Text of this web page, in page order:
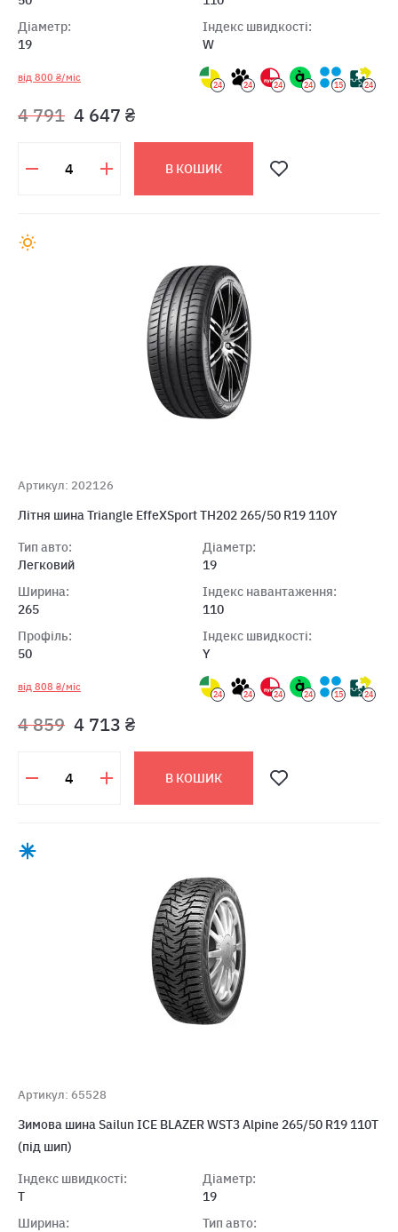
Діаметр:
19
Індекс швидкості:
W
від 800 ₴/міс
24 24 24 24 15 24
4 791 4 647 ₴
В КОШИК
Артикул: 202126
Літня шина Triangle EffeXSport TH202 265/50 R19 110Y
Тип авто:
Легковий
Ширина:
265
Профіль:
50
Діаметр:
19
Індекс навантаження:
110
Індекс швидкості:
Y
від 808 ₴/міс
24 24 24 24 15 24
4 859 4 713 ₴
В КОШИК
Артикул: 65528
Зимова шина Sailun ICE BLAZER WST3 Alpine 265/50 R19 110T
(під шип)
Індекс швидкості:
T
Ширина:
Діаметр:
19
Тип авто: